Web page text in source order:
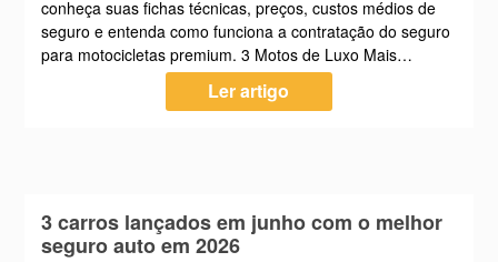
conheça suas fichas técnicas, preços, custos médios de
seguro e entenda como funciona a contratação do seguro
para motocicletas premium. 3 Motos de Luxo Mais…
Ler artigo
3 carros lançados em junho com o melhor
seguro auto em 2026